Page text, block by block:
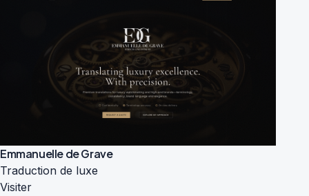
Emmanuelle de Grave
Traduction de luxe
Visiter